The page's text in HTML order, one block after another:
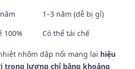
1–3 năm (dễ bị gỉ)
100% Có thể tái chế
nhôm dập nổi mang lại hiệu
lượng chỉ bằng khoảng